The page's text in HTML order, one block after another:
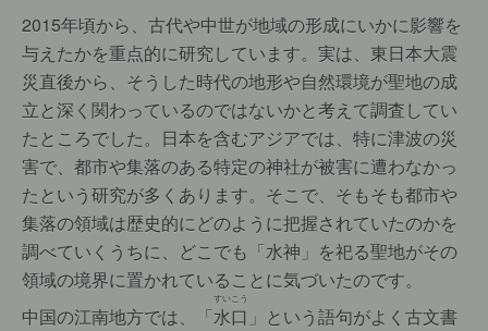
2015年頃から、古代や中世が地域の形成にいかに影響を
与えたかを重点的に研究しています。実は、東日本大震
災直後から、そうした時代の地形や自然環境が聖地の成
立と深く関わっているのではないかと考えて調査してい
たところでした。日本を含むアジアでは、特に津波の災
害で、都市や集落のある特定の神社が被害に遭わなかっ
たという研究が多くあります。そこで、そもそも都市や
集落の領域は歴史的にどのように把握されていたのかを
調べていくうちに、どこでも「水神」を祀る聖地がその
領域の境界に置かれていることに気づいたのです。
中国の江南地方では、「水口
すいこう
」という語句がよく古文書